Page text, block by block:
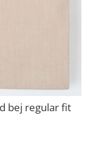
bej regular fit